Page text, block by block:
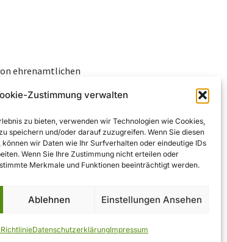
Zustimmung verwalten
zu bieten, verwenden wir Technologien wie Cookies,
speichern und/oder darauf zuzugreifen. Wenn Sie diesen
wir Daten wie Ihr Surfverhalten oder eindeutige IDs
Wenn Sie Ihre Zustimmung nicht erteilen oder
Merkmale und Funktionen beeinträchtigt werden.
Ablehnen Einstellungen Ansehen
DatenschutzerklärungImpressum
ehrenamtlichen
wird. Weitere
Vereins.
Unterkunft für
inmitten der
Lage, guter
macht es zu einem